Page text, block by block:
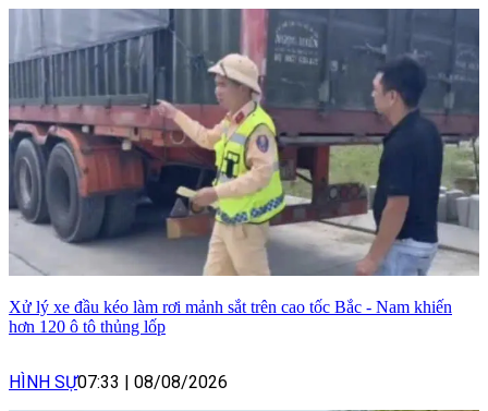
Xử lý xe đầu kéo làm rơi mảnh sắt trên cao tốc Bắc - Nam khiến
hơn 120 ô tô thủng lốp
HÌNH SỰ07:33 | 08/08/2026